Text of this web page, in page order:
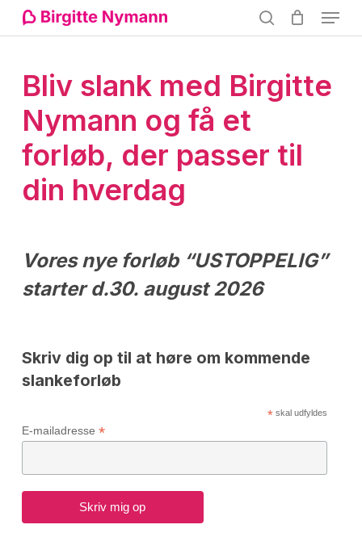
Skip
to
content
search
Menu
Bliv slank med Birgitte
Nymann og få et
forløb, der passer til
din hverdag
Vores nye forløb “USTOPPELIG”
starter d.30. august 2026
Skriv dig op til at høre om kommende
slankeforløb
* skal udfyldes
E-mailadresse *
Menu